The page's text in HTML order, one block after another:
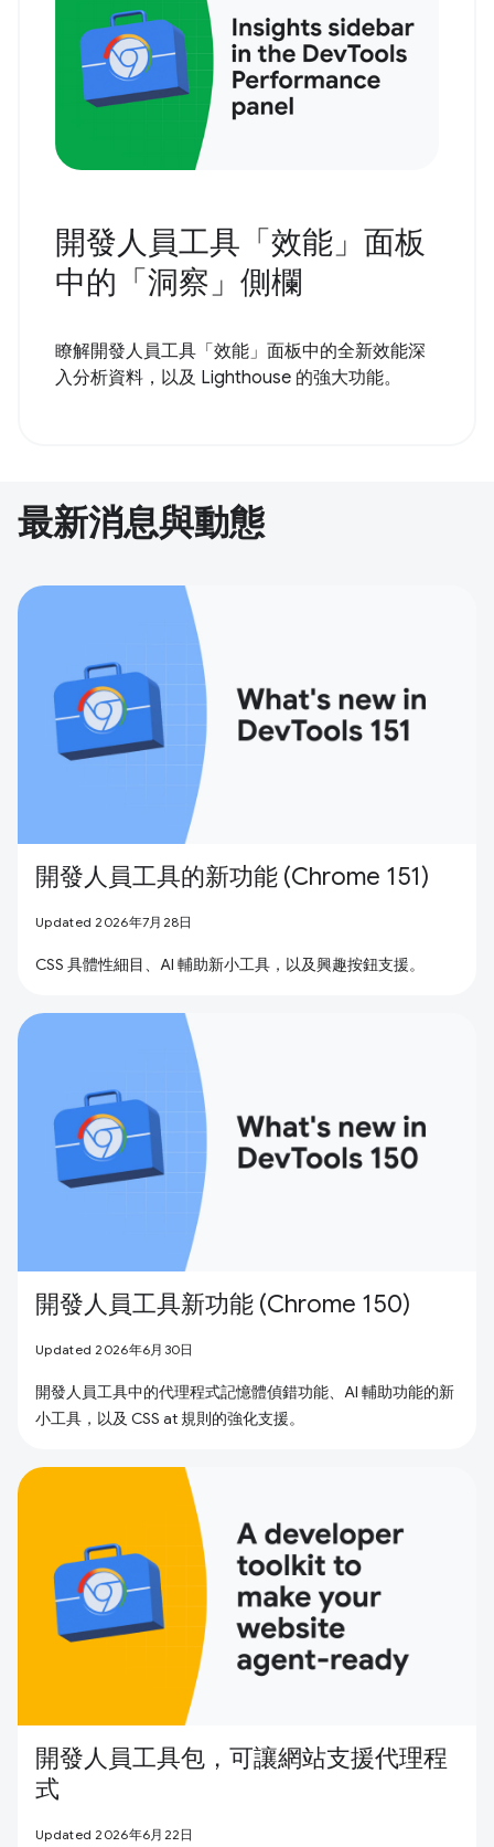
開發人員工具「效能」面板
中的「洞察」側欄
瞭解開發人員工具「效能」面板中的全新效能深
入分析資料，以及 Lighthouse 的強大功能。
最新消息與動態
開發人員工具的新功能 (Chrome 151)
Updated 2026年7月28日
CSS 具體性細目、AI 輔助新小工具，以及興趣按鈕支援。
開發人員工具新功能 (Chrome 150)
Updated 2026年6月30日
開發人員工具中的代理程式記憶體偵錯功能、AI 輔助功能的新
小工具，以及 CSS at 規則的強化支援。
開發人員工具包，可讓網站支援代理程
式
Updated 2026年6月22日